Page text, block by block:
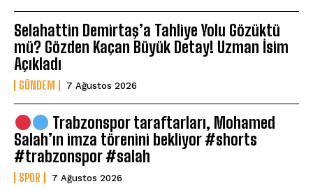
Selahattin Demirtaş’a Tahliye Yolu Gözüktü
mü? Gözden Kaçan Büyük Detay! Uzman İsim
Açıkladı
GÜNDEM 7 Ağustos 2026
Trabzonspor taraftarları, Mohamed
Salah’ın imza törenini bekliyor #shorts
#trabzonspor #salah
SPOR 7 Ağustos 2026